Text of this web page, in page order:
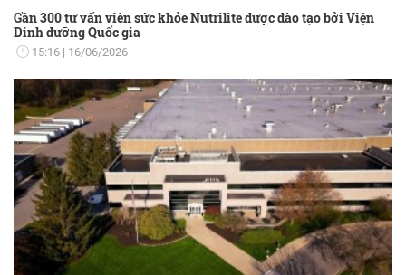
Gần 300 tư vấn viên sức khỏe Nutrilite được đào tạo bởi Viện
Dinh dưỡng Quốc gia
15:16 16/06/2026